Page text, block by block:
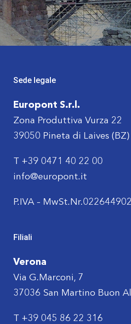
Sede legale
Europont S.r.l.
Zona Produttiva Vurza 22
39050 Pineta di Laives (BZ)
+39 0471 40 22 00
info@europont.it
P.IVA –
Filiali
Verona
Via G.Marconi, 7
37036 San Martino Buon
+39 045 86 22 316